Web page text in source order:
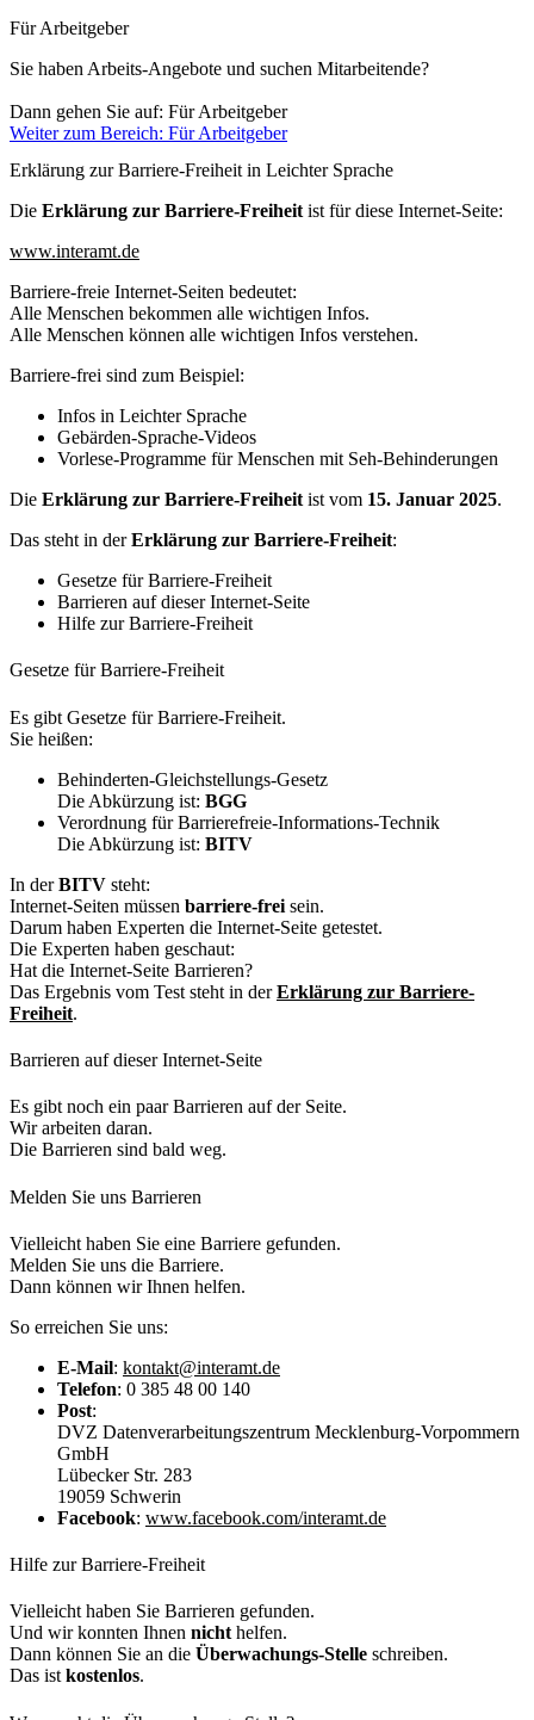
Für Arbeitgeber
Sie haben Arbeits-Angebote und suchen Mitarbeitende?
Dann gehen Sie auf: Für Arbeitgeber
Weiter zum Bereich: Für Arbeitgeber
Erklärung zur Barriere-Freiheit in Leichter Sprache
Die Erklärung zur Barriere-Freiheit ist für diese Internet-Seite:
www.interamt.de
Barriere-freie Internet-Seiten bedeutet:
Alle Menschen bekommen alle wichtigen Infos.
Alle Menschen können alle wichtigen Infos verstehen.
Barriere-frei sind zum Beispiel:
Infos in Leichter Sprache
Gebärden-Sprache-Videos
Vorlese-Programme für Menschen mit Seh-Behinderungen
Die Erklärung zur Barriere-Freiheit ist vom 15. Januar 2025.
Das steht in derErklärung zur Barriere-Freiheit:
Gesetze für Barriere-Freiheit
Barrieren auf dieser Internet-Seite
Hilfe zur Barriere-Freiheit
Gesetze für Barriere-Freiheit
Es gibt Gesetze für Barriere-Freiheit.
Sie heißen:
Behinderten-Gleichstellungs-Gesetz
Die Abkürzung ist: BGG
Verordnung für Barrierefreie-Informations-Technik
Die Abkürzung ist: BITV
In derBITV steht:
Internet-Seiten müssen barriere-frei sein.
Darum haben Experten die Internet-Seite getestet.
Die Experten haben geschaut:
Hat die Internet-Seite Barrieren?
Das Ergebnis vom Test steht in derErklärung zur Barriere-
Freiheit.
Barrieren auf dieser Internet-Seite
Es gibt noch ein paar Barrieren auf der Seite.
Wir arbeiten daran.
Die Barrieren sind bald weg.
Melden Sie uns Barrieren
Vielleicht haben Sie eine Barriere gefunden.
Melden Sie uns die Barriere.
Dann können wir Ihnen helfen.
So erreichen Sie uns:
E-Mail: kontakt@interamt.de
Telefon: 0 385 48 00 140
Post:
DVZ Datenverarbeitungszentrum Mecklenburg-Vorpommern
GmbH
Lübecker Str. 283
19059 Schwerin
Facebook: www.facebook.com/interamt.de
Hilfe zur Barriere-Freiheit
Vielleicht haben Sie Barrieren gefunden.
Und wir konnten Ihnen nicht helfen.
Dann können Sie an die Überwachungs-Stelle schreiben.
Das ist kostenlos.